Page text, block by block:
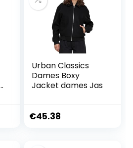
Urban Classics
Dames Boxy
Jacket dames Jas
€45.38